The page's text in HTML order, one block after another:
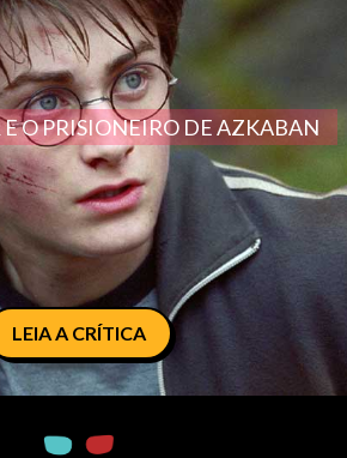
O PRISIONEIRO DE AZKABAN
LEIA A CRÍTICA